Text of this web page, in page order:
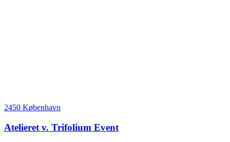
2450 København
Atelieret v. Trifolium Event